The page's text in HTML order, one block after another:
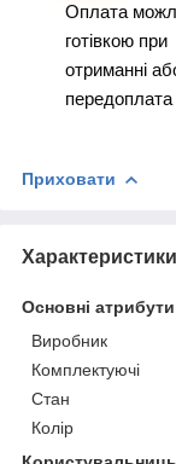
Оплата
готівкою при
отриманні
передоплата
Приховати
Характеристики
Основні атрибути
Виробник
Комплектуючі
Стан
Колір